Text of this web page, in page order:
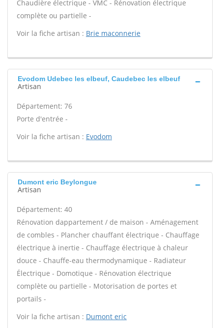
Chaudière électrique - VMC - Rénovation électrique
complète ou partielle -
Voir la fiche artisan : Brie maconnerie
Evodom Udebec les elbeuf, Caudebec les elbeuf
Artisan
Département: 76
Porte d'entrée -
Voir la fiche artisan : Evodom
Dumont eric Beylongue
Artisan
Département: 40
Rénovation dappartement / de maison - Aménagement
de combles - Plancher chauffant électrique - Chauffage
électrique à inertie - Chauffage électrique à chaleur
douce - Chauffe-eau thermodynamique - Radiateur
Électrique - Domotique - Rénovation électrique
complète ou partielle - Motorisation de portes et
portails -
Voir la fiche artisan : Dumont eric